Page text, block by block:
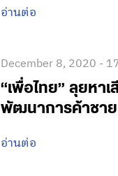
อ่านต่อ
December 8, 2020 -
“เพื่อไทย” ลุยหา
พัฒนาการค้าชา
อ่านต่อ